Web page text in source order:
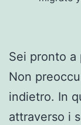
Sei pronto a
Non
indietro. In
attraverso i